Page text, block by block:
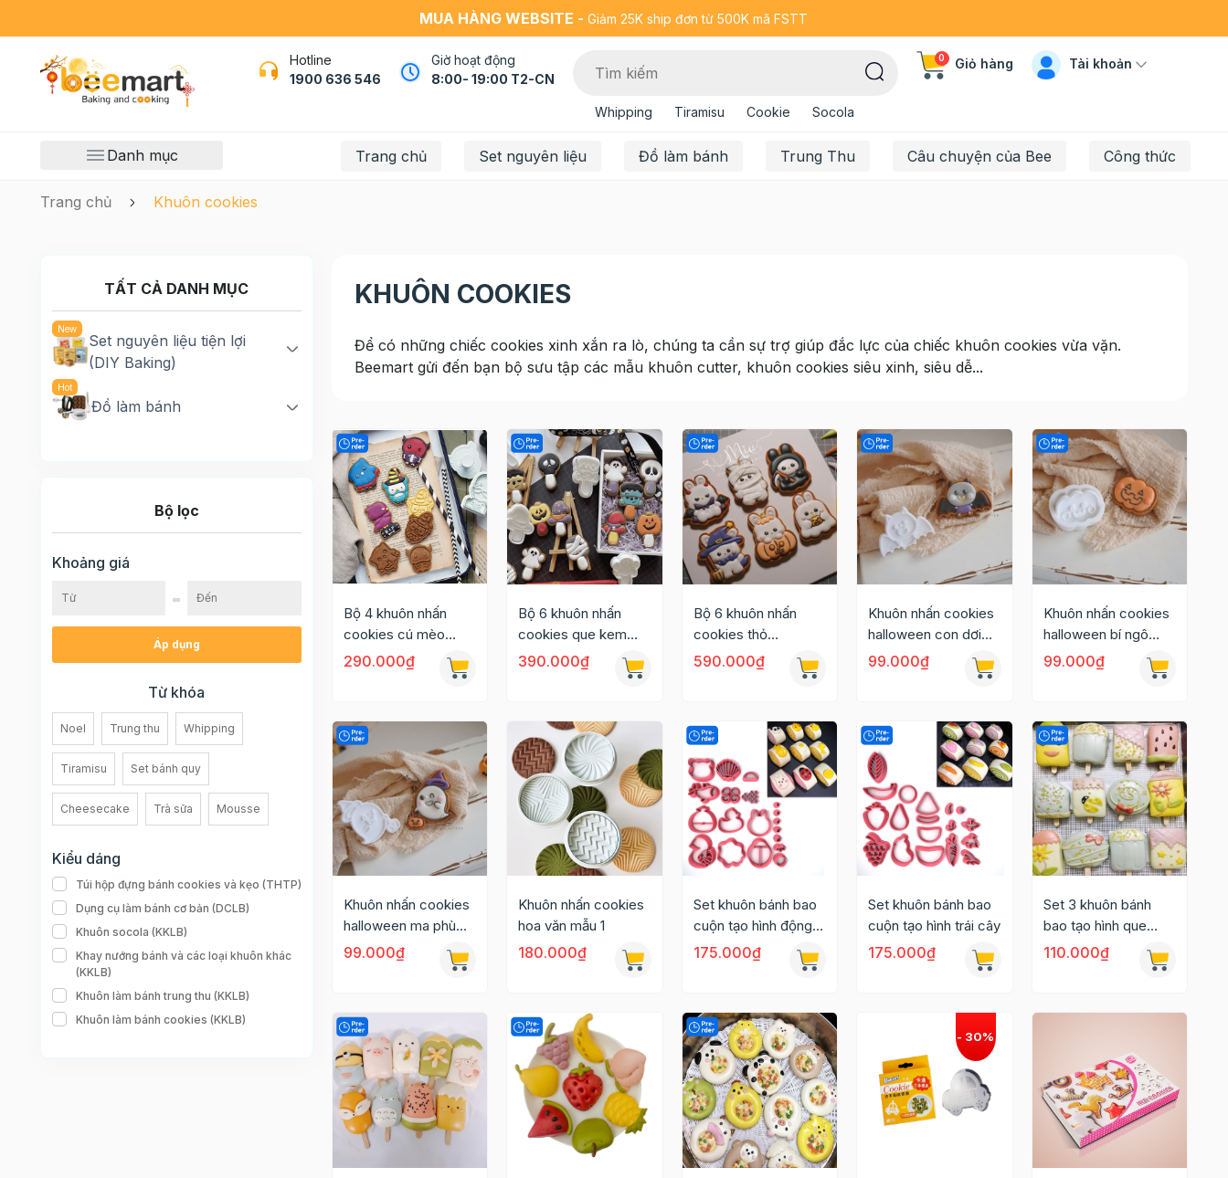
MUA HÀNG WEBSITE - Giảm 25K ship đơn từ 500K mã FSTT
Hotline
1900 636 546
Giờ hoạt động
8:00- 19:00 T2-CN
Whipping Tiramisu Cookie Socola
0 Giỏ hàng Tài khoản
Danh mục Trang chủ Set nguyên liệu Đồ làm bánh Trung Thu Câu chuyện của Bee Công thức
Trang chủ Khuôn cookies
TẤT CẢ DANH MỤC
Set nguyên liệu tiện lợi
(DIY Baking)
Đồ làm bánh
Bộ lọc
Khoảng giá
Áp dụng
Từ khóa
Noel Trung thu Whipping
Tiramisu Set bánh quy
Cheesecake Trà sữa Mousse
Kiểu dáng
Túi hộp đựng bánh cookies và kẹo (THTP)
Dụng cụ làm bánh cơ bản (DCLB)
Khuôn socola (KKLB)
Khay nướng bánh và các loại khuôn khác
(KKLB)
Khuôn làm bánh trung thu (KKLB)
Khuôn làm bánh cookies (KKLB)
KHUÔN COOKIES
Để có những chiếc cookies xinh xắn ra lò, chúng ta cần sự trợ giúp đắc lực của chiếc khuôn cookies vừa vặn.
Beemart gửi đến bạn bộ sưu tập các mẫu khuôn cutter, khuôn cookies siêu xinh, siêu dễ...
Bộ 4 khuôn nhấn
cookies cú mèo
halloween
290.000₫
Bộ 6 khuôn nhấn
cookies que kem
halloween
390.000₫
Bộ 6 khuôn nhấn
cookies thỏ
halloween
590.000₫
Khuôn nhấn cookies
halloween con dơi
4*5.8cm
99.000₫
Khuôn nhấn cookies
halloween bí ngô
3.5*4.5cm
99.000₫
Khuôn nhấn cookies
halloween ma phù
thủy 5.7*6cm
99.000₫
Khuôn nhấn cookies
hoa văn mẫu 1
180.000₫
Set khuôn bánh bao
cuộn tạo hình động
vật
175.000₫
Set khuôn bánh bao
cuộn tạo hình trái cây
175.000₫
Set 3 khuôn bánh
bao tạo hình que
kem ngộ nghĩnh
110.000₫